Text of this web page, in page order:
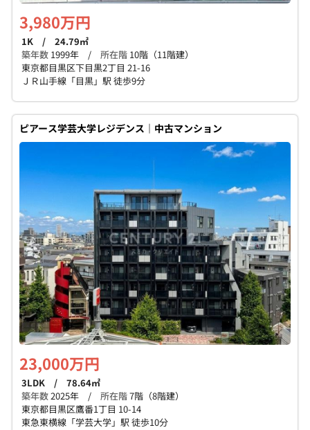
3,980万円
1K / 24.79㎡
築年数 1999年 / 所在階 10階（11階建）
東京都目黒区下目黒2丁目 21-16
ＪＲ山手線「目黒」駅 徒歩9分
ピアース学芸大学レジデンス｜中古マンション
23,000万円
3LDK / 78.64㎡
築年数2025年 / 所在階7階（8階建）
東京都目黒区鷹番1丁目 10-14
東急東横線「学芸大学」駅 徒歩10分